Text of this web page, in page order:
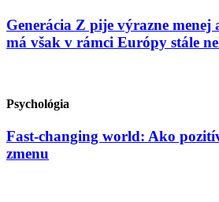
Generácia Z pije výrazne menej
má však v rámci Európy stále
Psychológia
Fast-changing world: Ako
zmenu